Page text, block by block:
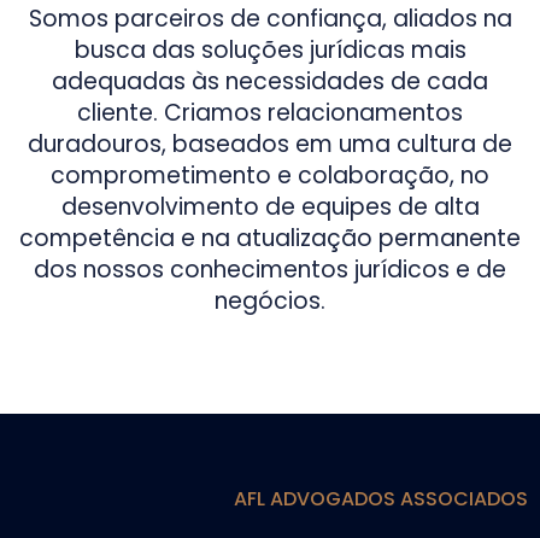
Somos parceiros de confiança, aliados na
busca das soluções jurídicas mais
adequadas às necessidades de cada
cliente. Criamos relacionamentos
duradouros, baseados em uma cultura de
comprometimento e colaboração, no
desenvolvimento de equipes de alta
competência e na atualização permanente
dos nossos conhecimentos jurídicos e de
negócios.
AFL ADVOGADOS ASSOCIADOS